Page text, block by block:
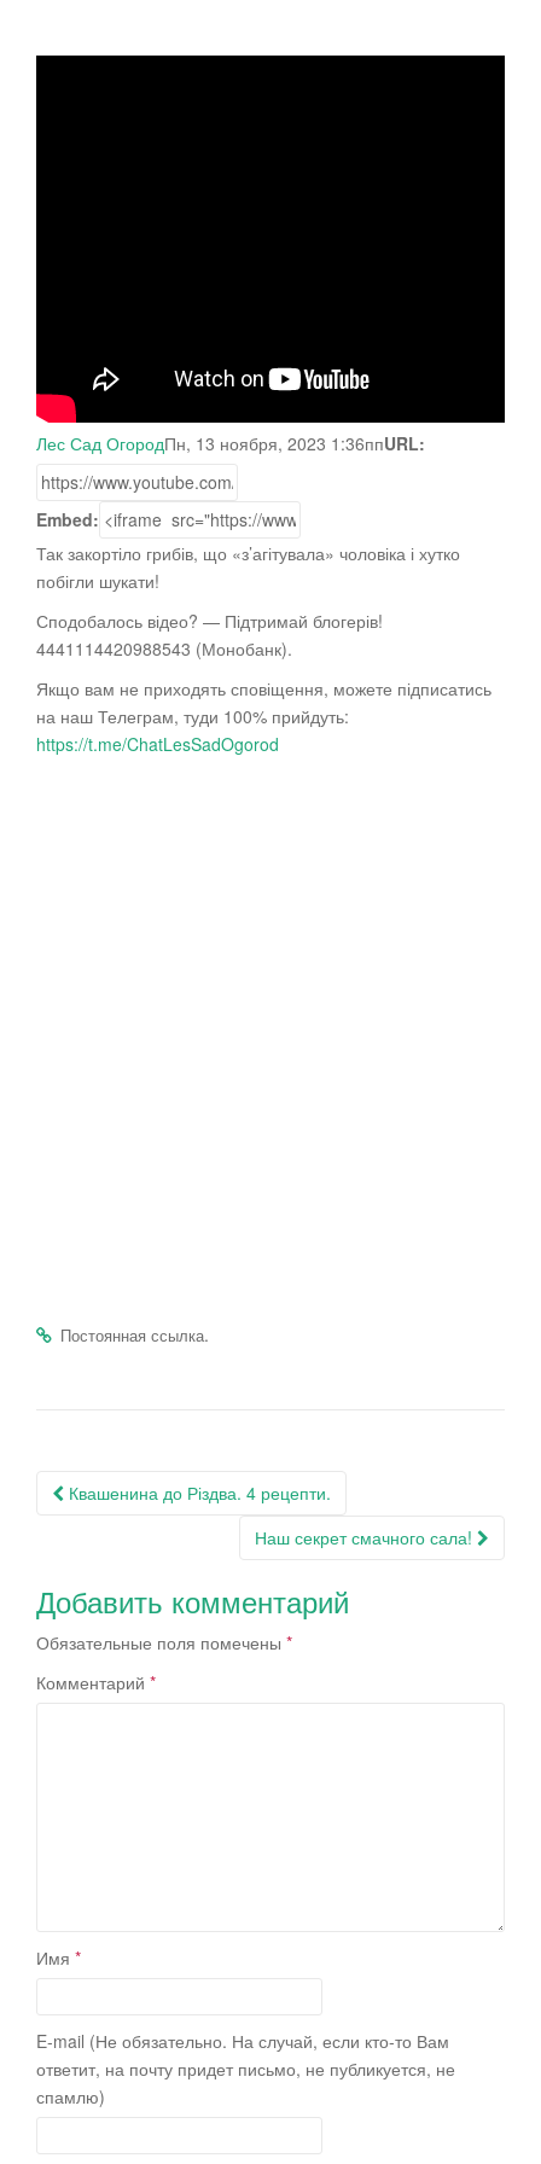
Лес Сад ОгородПн, 13 ноября, 2023 1:36ппURL:
Embed:
Так закортіло грибів, що «з’агітувала» чоловіка і хутко
побігли шукати!
Сподобалось відео? — Підтримай блогерів!
4441114420988543 (Монобанк).
Якщо вам не приходять сповіщення, можете підписатись
на наш Телеграм, туди 100% прийдуть:
https://t.me/ChatLesSadOgorod
Постоянная ссылка.
Навигация
Квашенина до Різдва. 4 рецепти.
Наш секрет смачного сала!
Добавить комментарий
Обязательные поля помечены *
Комментарий *
Имя *
E-mail (Не обязательно. На случай, если кто-то Вам
ответит, на почту придет письмо, не публикуется, не
спамлю)